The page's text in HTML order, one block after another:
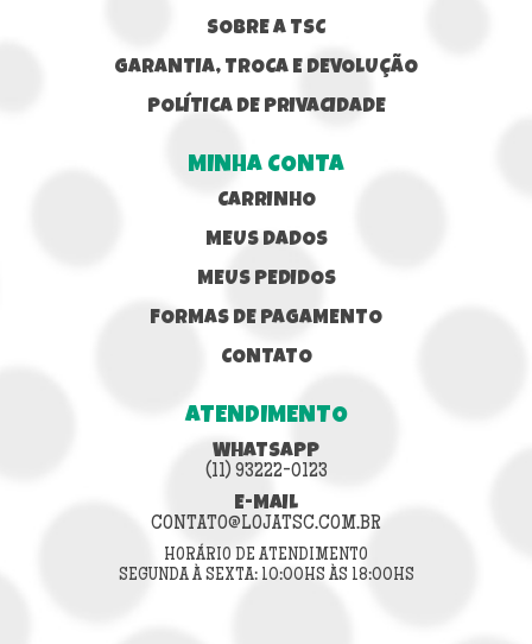
SOBRE A TSC
GARANTIA, TROCA E DEVOLUÇÃO
POLÍTICA DE PRIVACIDADE
MINHA CONTA
CARRINHO
MEUS DADOS
MEUS PEDIDOS
FORMAS DE PAGAMENTO
CONTATO
ATENDIMENTO
WHATSAPP
(11) 93222-0123
E-MAIL
CONTATO@LOJATSC.COM.BR
HORÁRIO DE ATENDIMENTO
SEGUNDA À SEXTA: 10:00HS ÀS 18:00HS